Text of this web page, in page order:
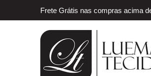
Frete Grátis nas compras acima
5% de desconto para pagamento via
Frete Grátis nas compras acima